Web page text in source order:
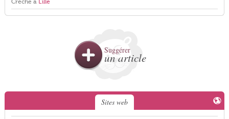
Crèche à Lille
Suggérer
un article
Sites web